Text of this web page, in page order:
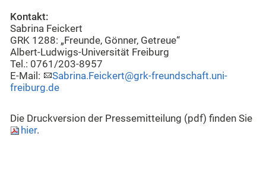
Kontakt:
Sabrina Feickert
GRK 1288: „Freunde, Gönner, Getreue“
Albert-Ludwigs-Universität Freiburg
Tel.: 0761/203-8957
E-Mail:
Sabrina.Feickert@grk-freundschaft.uni-
freiburg.de
Die Druckversion der Pressemitteilung (pdf) finden Sie
hier.